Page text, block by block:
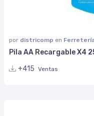
por districomp en
Pila AA Recargable X4
+415 Ventas